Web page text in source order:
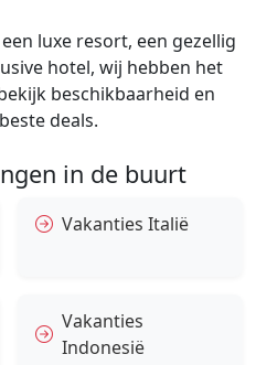
luxe resort, een gezellig
hotel, wij hebben het
beschikbaarheid en
deals.
in de buurt
Vakanties Italië
Vakanties
Indonesië